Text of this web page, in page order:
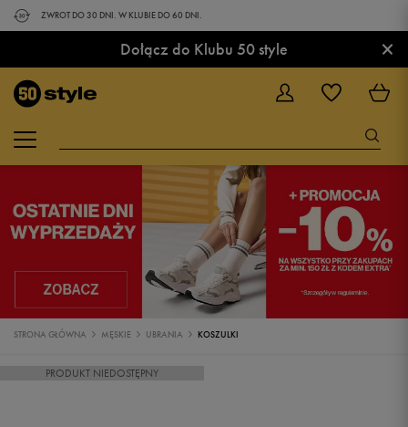
ZWROT DO 30 DNI. W KLUBIE DO 60 DNI.
Dołącz do Klubu 50 style ×
STRONA GŁÓWNA MĘSKIE UBRANIA KOSZULKI
PRODUKT NIEDOSTĘPNY